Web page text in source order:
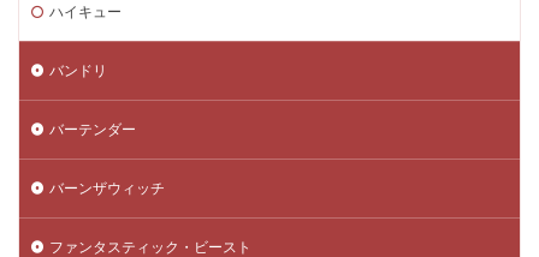
ハイキュー
バンドリ
バーテンダー
バーンザウィッチ
ファンタスティック・ビースト